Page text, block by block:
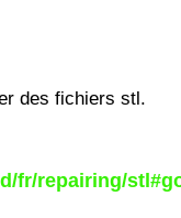
des fichiers stl.
fr/repairing/